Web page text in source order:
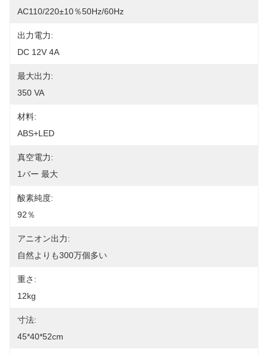
AC110/220±10％50Hz/60Hz
出力電力:
DC 12V 4A
最大出力:
350 VA
材料:
ABS+LED
真空電力:
1バー 最大
酸素純度:
92％
アニオン出力:
自然よりも300万個多い
重さ:
12kg
寸法:
45*40*52cm